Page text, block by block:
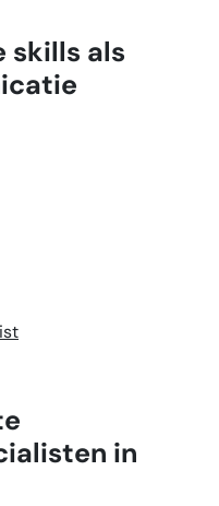
skills als
in